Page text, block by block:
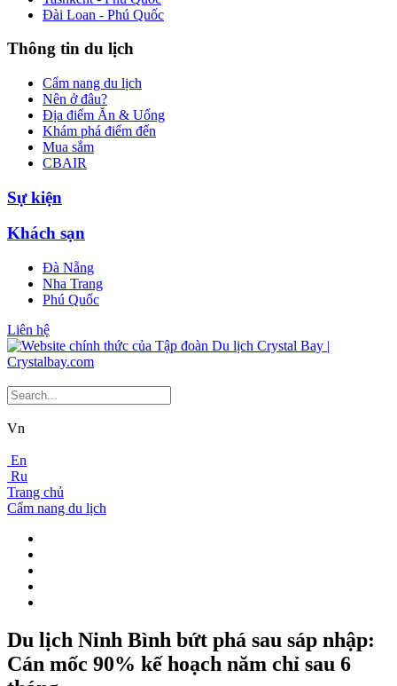
Đài Loan - Phú Quốc
Thông tin du lịch
Cẩm nang du lịch
Nên ở đâu?
Địa điểm Ăn & Uống
Khám phá điểm đến
Mua sắm
CBAIR
Sự kiện
Khách sạn
Đà Nẵng
Nha Trang
Phú Quốc
Liên hệ
Vn
En
Ru
Trang chủ
Cẩm nang du lịch
Du lịch Ninh Bình bứt phá sau sáp nhập:
Cán mốc 90% kế hoạch năm chỉ sau 6